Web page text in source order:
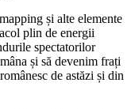
și alte elemente
plin de energii
spectatorilor
și să devenim frați
de astăzi și din